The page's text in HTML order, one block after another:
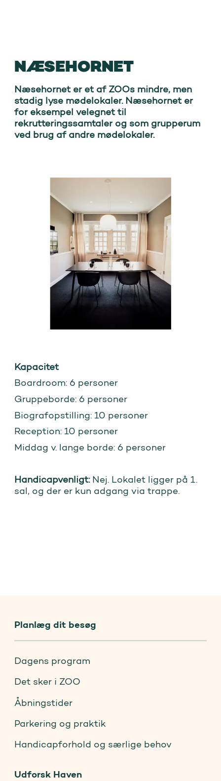
NÆSEHORNET
Næsehornet er et af ZOOs mindre, men
stadig lyse mødelokaler. Næsehornet er
for eksempel velegnet til
rekrutteringssamtaler og som grupperum
ved brug af andre mødelokaler.
Kapacitet
Boardroom: 6 personer
Gruppeborde: 6 personer
Biografopstilling: 10 personer
Reception: 10 personer
Middag v. lange borde: 6 personer
Handicapvenligt:Nej. Lokalet ligger på 1.
sal, og der er kun adgang via trappe.
Planlæg dit besøg
Dagens program
Det sker i ZOO
Åbningstider
Parkering og praktik
Handicapforhold og særlige behov
Udforsk Haven